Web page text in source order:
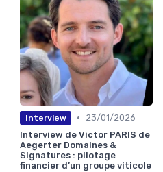
Interview •
23/01/2026
Interview de Victor PARIS de
Aegerter Domaines &
Signatures : pilotage
financier d’un groupe viticole